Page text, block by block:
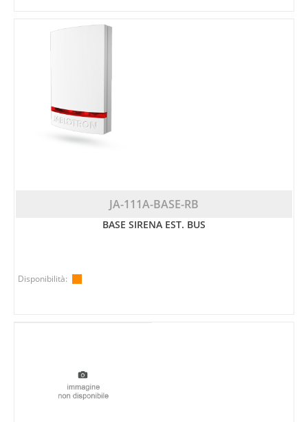
JA-111A-BASE-RB
BASE SIRENA EST. BUS
Disponibilità: